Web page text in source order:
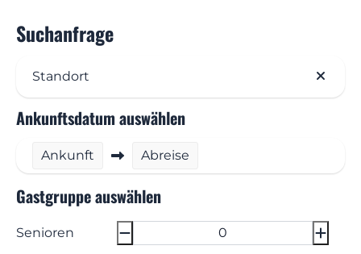
Suchanfrage
Standort
Ankunftsdatum auswählen
Ankunft Abreise
Gastgruppe auswählen
Senioren